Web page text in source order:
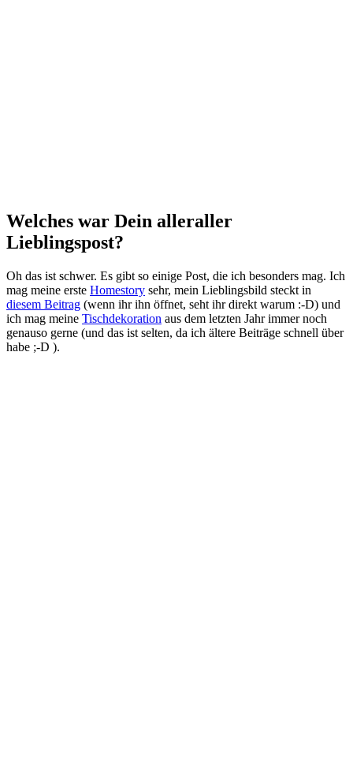
Welches war Dein alleraller
Lieblingspost?
Oh das ist schwer. Es gibt so einige Post, die ich besonders mag. Ich
mag meine erste Homestory sehr, mein Lieblingsbild steckt in
diesem Beitrag (wenn ihr ihn öffnet, seht ihr direkt warum :-D) und
ich mag meine Tischdekoration aus dem letzten Jahr immer noch
genauso gerne (und das ist selten, da ich ältere Beiträge schnell über
habe ;-D ).